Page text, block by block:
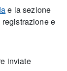
e la sezione
e
inviate